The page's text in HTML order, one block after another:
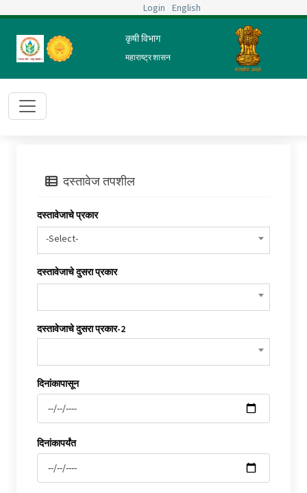
Login English
कृषी विभाग
महाराष्ट्र शासन
दस्तावेज तपशील
दस्तावेजाचे प्रकार
-Select-
दस्तावेजाचे दुसरा प्रकार
दस्तावेजाचे दुसरा प्रकार-2
दिनांकापासून
दिनांकापर्यंत